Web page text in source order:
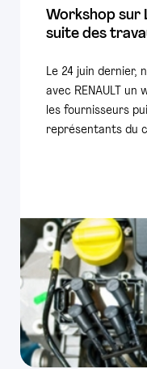
Workshop sur
suite des
Le 24 juin dernier,
avec RENAULT
les fournisseurs
représentants du